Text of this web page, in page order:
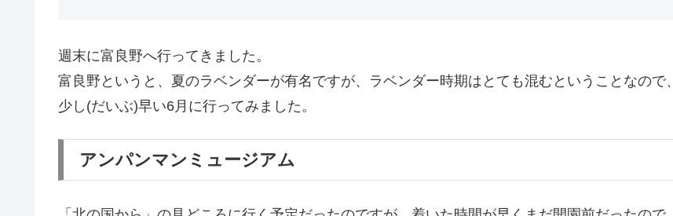
週末に富良野へ行ってきました。
富良野というと、夏のラベンダーが有名ですが、ラベンダー時期はとても混むということなので、
少し(だいぶ)早い6月に行ってみました。
アンパンマンミュージアム